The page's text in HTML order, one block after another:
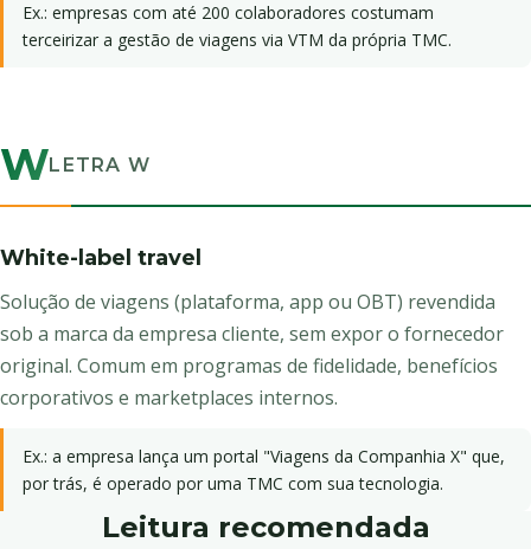
Ex.: empresas com até 200 colaboradores costumam
terceirizar a gestão de viagens via VTM da própria TMC.
WLETRA W
White-label travel
Solução de viagens (plataforma, app ou OBT) revendida
sob a marca da empresa cliente, sem expor o fornecedor
original. Comum em programas de fidelidade, benefícios
corporativos e marketplaces internos.
Ex.: a empresa lança um portal "Viagens da Companhia X" que,
por trás, é operado por uma TMC com sua tecnologia.
Leitura recomendada